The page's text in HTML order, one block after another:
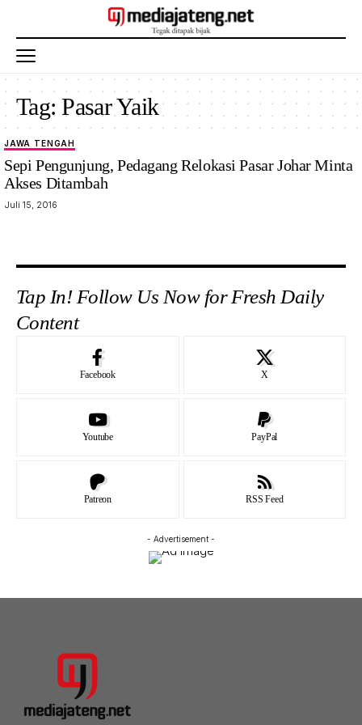
Tag:Pasar Yaik
JAWA TENGAH
Sepi Pengunjung, Pedagang Relokasi Pasar Johar Minta
Akses Ditambah
Juli 15, 2016
Tap In! Follow Us Now for Fresh Daily
Content
Facebook X
Youtube PayPal
Patreon RSS Feed
- Advertisement -